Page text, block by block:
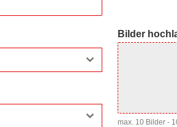
Bilder
max. 10 Bilder -